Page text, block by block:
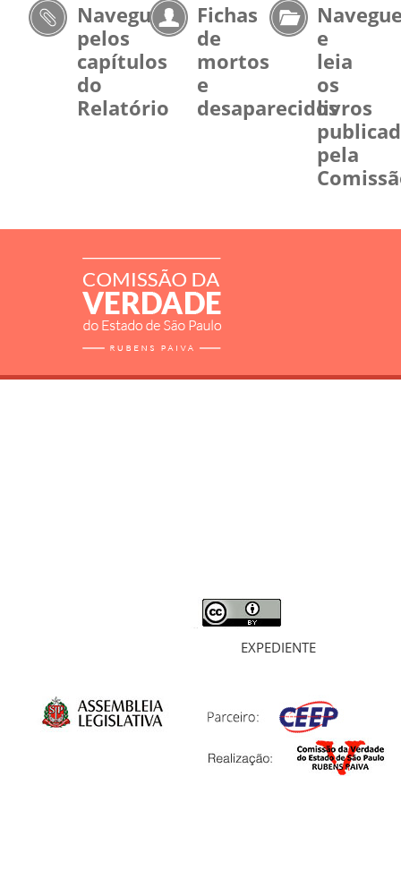
Navegue
pelos
capítulos
do
Relatório
Fichas
de
mortos
e
desaparecidos
e
leia
os
livros
pela
EXPEDIENTE